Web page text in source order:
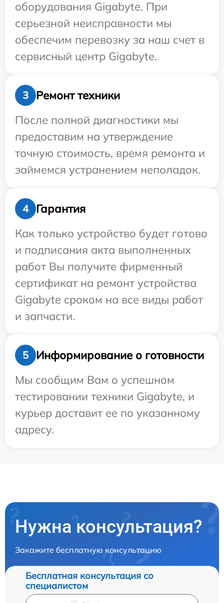
оборудования Gigabyte. При
серьезной неисправности мы
обеспечим перевозку за наш счет в
сервисный центр Gigabyte.
3
Ремонт техники
После полной диагностики мы
предоставим на утверждение
точную стоимость, время ремонта и
займемся устранением неполадок.
4
Гарантия
Как только устройство будет готово
и подписания акта выполненных
работ Вы получите фирменный
сертификат на ремонт устройства
Gigabyte сроком на все виды работ
и запчасти.
5
Информирование о готовности
Мы сообщим Вам о успешном
тестировании техники Gigabyte, и
курьер доставит ее по указанному
адресу.
Нужна консультация?
Закажите бесплатную консультацию
Бесплатная консультация со
специалистом